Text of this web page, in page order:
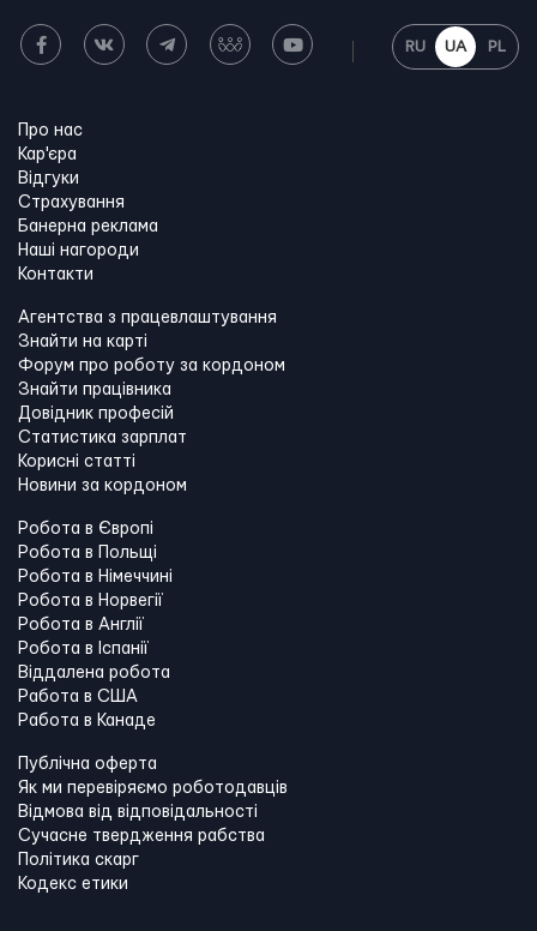
RU UA PL
Про нас
Кар'єра
Відгуки
Страхування
Банерна реклама
Наші нагороди
Контакти
Агентства з працевлаштування
Знайти на карті
Форум про роботу за кордоном
Знайти працівника
Довідник професій
Статистика зарплат
Корисні статті
Новини за кордоном
Робота в Європі
Робота в Польщі
Робота в Німеччині
Робота в Норвегії
Робота в Англії
Робота в Іспанії
Віддалена робота
Работа в США
Работа в Канадe
Публічна оферта
Як ми перевіряємо роботодавців
Відмова від відповідальності
Сучасне твердження рабства
Політика скарг
Кодекс етики